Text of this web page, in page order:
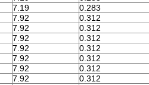
7.19 0.283
7.92 0.312
7.92 0.312
7.92 0.312
7.92 0.312
7.92 0.312
7.92 0.312
7.92 0.312